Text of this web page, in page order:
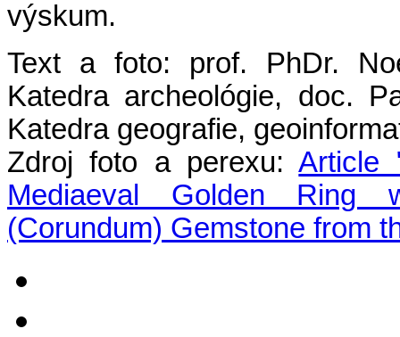
výskum.
Text a foto: prof. PhDr.
Katedra archeológie, doc.
Katedra geografie,
Zdroj foto a perexu:Article
Mediaeval Golden Ring
(Corundum) Gemstone from